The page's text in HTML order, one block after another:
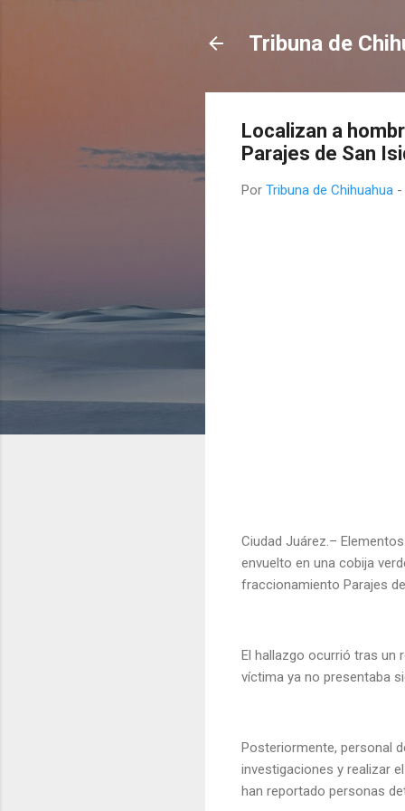
Tribuna de
Localizan a
Parajes de San
Por Tribuna de Chihuahua -
Ciudad Juárez.–
envuelto en una cobija
fraccionamiento Parajes
El hallazgo ocurrió tras un
víctima ya no presentaba
Posteriormente, personal
investigaciones y realizar
han reportado personas